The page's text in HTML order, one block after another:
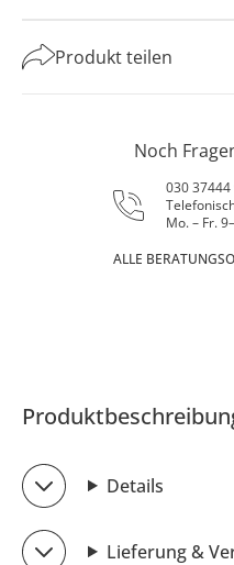
Produkt teilen
Noch
030 37444
Mo. – Fr.
ALLE
Details
Lieferung &